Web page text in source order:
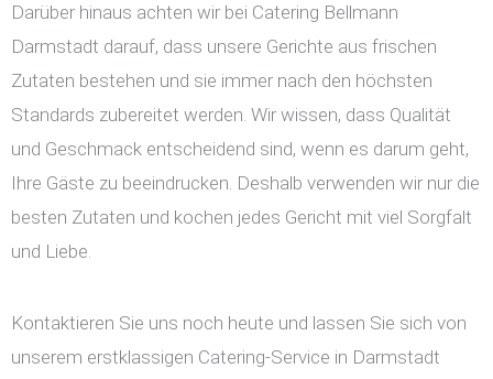
Darüber hinaus achten wir bei Catering Bellmann
Darmstadt darauf, dass unsere Gerichte aus frischen
Zutaten bestehen und sie immer nach den höchsten
Standards zubereitet werden. Wir wissen, dass Qualität
und Geschmack entscheidend sind, wenn es darum geht,
Ihre Gäste zu beeindrucken. Deshalb verwenden wir nur die
besten Zutaten und kochen jedes Gericht mit viel Sorgfalt
und Liebe.
Kontaktieren Sie uns noch heute und lassen Sie sich von
unserem erstklassigen Catering-Service in Darmstadt